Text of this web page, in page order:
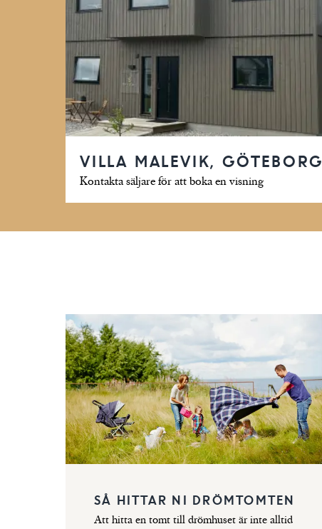
VILLA MALEVIK, GÖTEBORG
Kontakta säljare för att boka en visning
SÅ HITTAR NI DRÖMTOMTEN
Att hitta en tomt till drömhuset är inte alltid